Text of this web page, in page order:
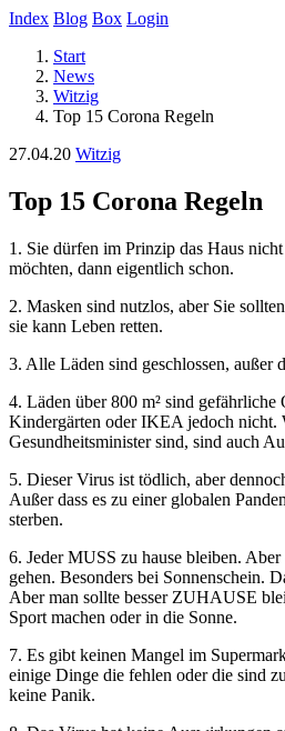
Index Blog Box Login
Start
News
Witzig
Top 15 Corona Regeln
27.04.20 Witzig
Top 15 Corona Regeln
1. Sie dürfen im Prinzip das Haus
möchten, dann eigentlich schon.
2. Masken sind nutzlos, aber Sie
sie kann Leben retten.
3. Alle Läden sind geschlossen, außer
4. Läden über 800 m² sind gefährliche
Kindergärten oder IKEA jedoch nicht.
Gesundheitsminister sind, sind auch
5. Dieser Virus ist tödlich, aber
Außer dass es zu einer globalen
sterben.
6. Jeder MUSS zu hause bleiben.
gehen. Besonders bei Sonnenschein.
Aber man sollte besser ZUHAUSE
Sport machen oder in die Sonne.
7. Es gibt keinen Mangel im
einige Dinge die fehlen oder die sind
keine Panik.